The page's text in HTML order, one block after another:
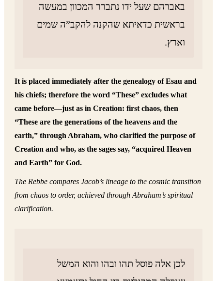
באברהם שעל ידו נתברר המכוון במעשה
בראשית כדאיתא שהקנה להקב”ה שמים
וארץ.
It is placed immediately after the genealogy of Esau and
his chiefs; therefore the word “These” excludes what
came before—just as in Creation: first chaos, then
“These are the generations of the heavens and the
earth,” through Abraham, who clarified the purpose of
Creation and who, as the sages say, “acquired Heaven
and Earth” for God.
The Rebbe compares Jacob’s lineage to the cosmic transition
from chaos to order, achieved through Abraham’s spiritual
clarification.
לכן אלה פוסל תהו ובהו והוא המשל